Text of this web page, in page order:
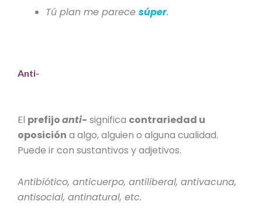
Tú plan me parecesúper.
Anti-
El prefijoanti- significa contrariedad u
oposición a algo, alguien o alguna cualidad.
Puede ir con sustantivos y adjetivos.
Antibiótico, anticuerpo, antiliberal, antivacuna,
antisocial, antinatural, etc.